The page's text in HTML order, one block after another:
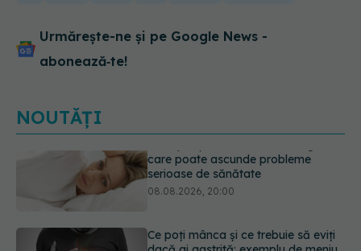
Urmărește-ne și pe Google News -
abonează‑te!
NOUTĂȚI
Ce poți mânca și ce trebuie să eviți
dacă ai gastrită: exemplu de meniu